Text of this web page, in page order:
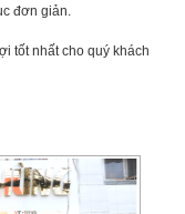
đơn giản.
tốt nhất cho quý khách